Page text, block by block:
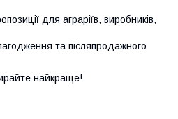
для аграріїв, виробників,
та післяпродажного
найкраще!